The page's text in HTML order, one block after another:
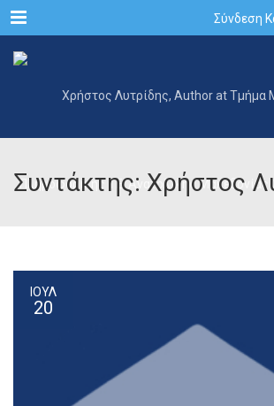
Menu Σύνδεση
Συντάκτης: Χρήστος
ΙΟΥΛ
20